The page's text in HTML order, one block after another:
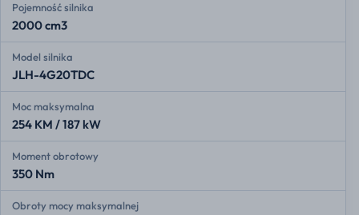
Pojemność silnika
2000 cm3
Model silnika
JLH-4G20TDC
Moc maksymalna
254 KM / 187 kW
Moment obrotowy
350 Nm
Obroty mocy maksymalnej